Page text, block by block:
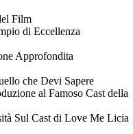
Film
di Eccellenza
Approfondita
che Devi Sapere
al Famoso Cast della
Sul Cast di Love Me Licia